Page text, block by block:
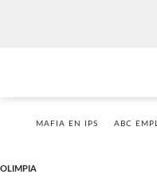
MAFIA EN IPS ABC
OLIMPIA